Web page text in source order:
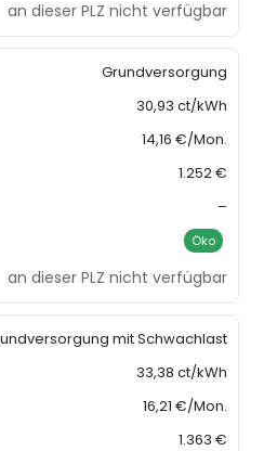
an dieser PLZ nicht verfügbar
Grundversorgung
30,93 ct/kWh
14,16 €/Mon.
1.252 €
–
Öko
an dieser PLZ nicht verfügbar
mit Schwachlast
33,38 ct/kWh
16,21 €/Mon.
1.363 €